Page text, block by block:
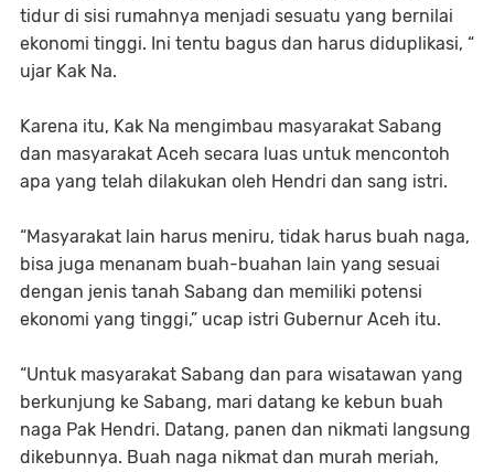
tidur di sisi rumahnya menjadi sesuatu yang bernilai
ekonomi tinggi. Ini tentu bagus dan harus diduplikasi, “
ujar Kak Na.
Karena itu, Kak Na mengimbau masyarakat Sabang
dan masyarakat Aceh secara luas untuk mencontoh
apa yang telah dilakukan oleh Hendri dan sang istri.
“Masyarakat lain harus meniru, tidak harus buah naga,
bisa juga menanam buah-buahan lain yang sesuai
dengan jenis tanah Sabang dan memiliki potensi
ekonomi yang tinggi,” ucap istri Gubernur Aceh itu.
“Untuk masyarakat Sabang dan para wisatawan yang
berkunjung ke Sabang, mari datang ke kebun buah
naga Pak Hendri. Datang, panen dan nikmati langsung
dikebunnya. Buah naga nikmat dan murah meriah,